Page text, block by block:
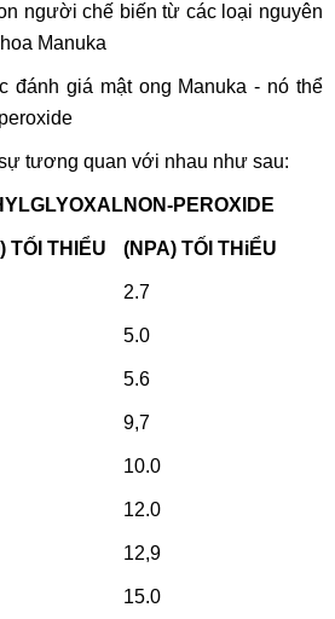
người chế biến từ các loại nguyên
Manuka
đánh giá mật ong Manuka - nó thể
tương quan với nhau như sau:
TỐI THIỂU
NON-PEROXIDE
(NPA) TỐI THiỂU
2.7
5.0
5.6
9,7
10.0
12.0
12,9
15.0